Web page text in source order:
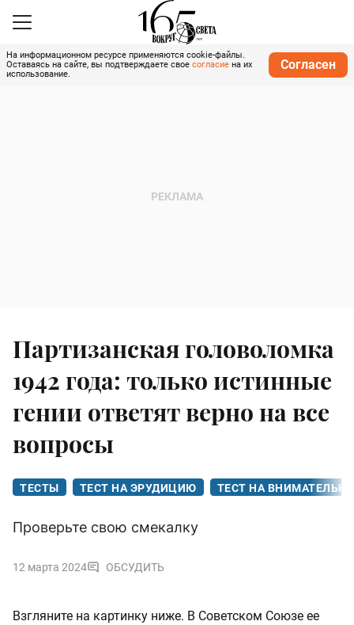
На информационном ресурсе применяются cookie-файлы.
Оставаясь на сайте, вы подтверждаете свое согласие на их
использование.
Согласен
Партизанская головоломка
1942 года: только истинные
гении ответят верно на все
вопросы
ТЕСТЫ ТЕСТ НА ЭРУДИЦИЮ ТЕСТ НА
Проверьте свою смекалку
12 марта 2024 ОБСУДИТЬ
Взгляните на картинку ниже. В Советском Союзе ее